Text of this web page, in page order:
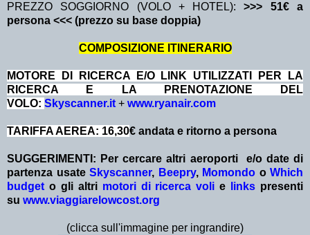
PREZZO SOGGIORNO (VOLO + HOTEL):>>> 51€ a
persona <<< (prezzo su base doppia)
COMPOSIZIONE ITINERARIO
MOTORE DI RICERCA E/O LINK UTILIZZATI PER LA
RICERCA E LA PRENOTAZIONE DEL
VOLO: Skyscanner.it + www.ryanair.com
TARIFFA AEREA: 16,30€ andata e ritorno a persona
SUGGERIMENTI: Per cercare altri aeroporti e/o date di
partenza usate Skyscanner, Beepry, Momondo o Which
budget o gli altri motori di ricerca voli e links presenti
su www.viaggiarelowcost.org
(clicca sull'immagine per ingrandire)